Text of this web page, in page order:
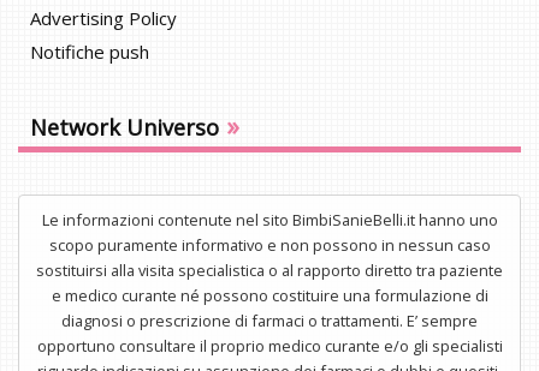
Advertising Policy
Notifiche push
Network Universo »
Le informazioni contenute nel sito BimbiSanieBelli.it hanno uno
scopo puramente informativo e non possono in nessun caso
sostituirsi alla visita specialistica o al rapporto diretto tra paziente
e medico curante né possono costituire una formulazione di
diagnosi o prescrizione di farmaci o trattamenti. E’ sempre
opportuno consultare il proprio medico curante e/o gli specialisti